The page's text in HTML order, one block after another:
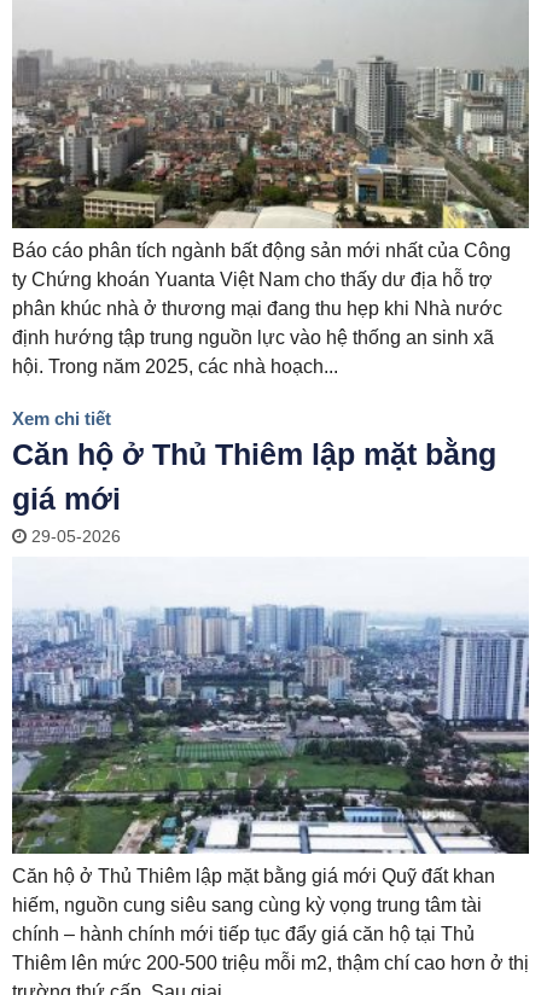
Báo cáo phân tích ngành bất động sản mới nhất của Công
ty Chứng khoán Yuanta Việt Nam cho thấy dư địa hỗ trợ
phân khúc nhà ở thương mại đang thu hẹp khi Nhà nước
định hướng tập trung nguồn lực vào hệ thống an sinh xã
hội. Trong năm 2025, các nhà hoạch...
Xem chi tiết
Căn hộ ở Thủ Thiêm lập mặt bằng
giá mới
29-05-2026
Căn hộ ở Thủ Thiêm lập mặt bằng giá mới Quỹ đất khan
hiếm, nguồn cung siêu sang cùng kỳ vọng trung tâm tài
chính – hành chính mới tiếp tục đẩy giá căn hộ tại Thủ
Thiêm lên mức 200-500 triệu mỗi m2, thậm chí cao hơn ở thị